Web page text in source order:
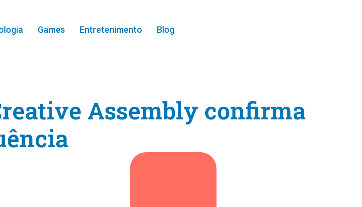
Games Entretenimento Blog
Assembly confirma